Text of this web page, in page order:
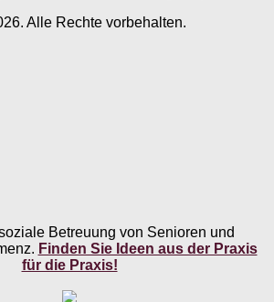
Alle Rechte vorbehalten.
Betreuung von Senioren und
Finden Sie Ideen aus der Praxis
für die Praxis!